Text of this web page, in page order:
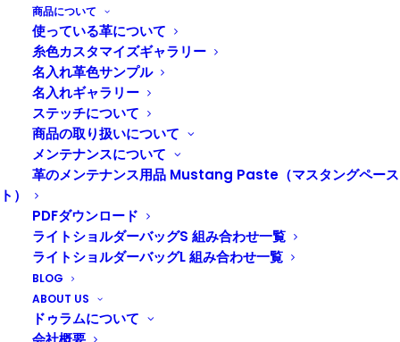
商品について
使っている革について
糸色カスタマイズギャラリー
名入れ革色サンプル
名入れギャラリー
ステッチについて
商品の取り扱いについて
メンテナンスについて
革のメンテナンス用品 Mustang Paste（マスタングペース
ト）
PDFダウンロード
ライトショルダーバッグS 組み合わせ一覧
ライトショルダーバッグL 組み合わせ一覧
BLOG
ABOUT US
ドゥラムについて
ど良い大きさに仕上げました。